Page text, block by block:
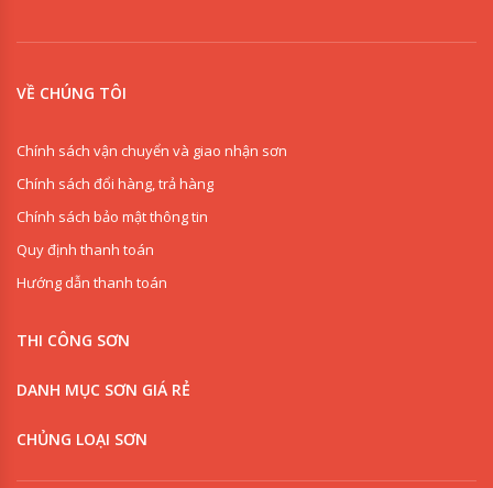
VỀ CHÚNG TÔI
Chính sách vận chuyển và giao nhận sơn
Chính sách đổi hàng, trả hàng
Chính sách bảo mật thông tin
Quy định thanh toán
Hướng dẫn thanh toán
THI CÔNG SƠN
DANH MỤC SƠN GIÁ RẺ
CHỦNG LOẠI SƠN